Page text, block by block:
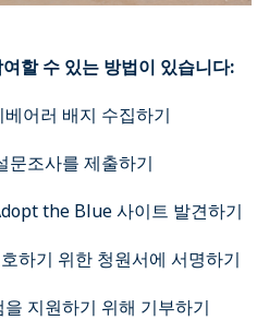
할 수 있는 방법이 있습니다:
어러 배지 수집하기
문조사를 제출하기
the Blue 사이트 발견하기
하기 위한 청원서에 서명하기
지원하기 위해 기부하기